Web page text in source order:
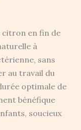
citron en fin de
à
sans
au travail du
optimale de
bénéfique
soucieux